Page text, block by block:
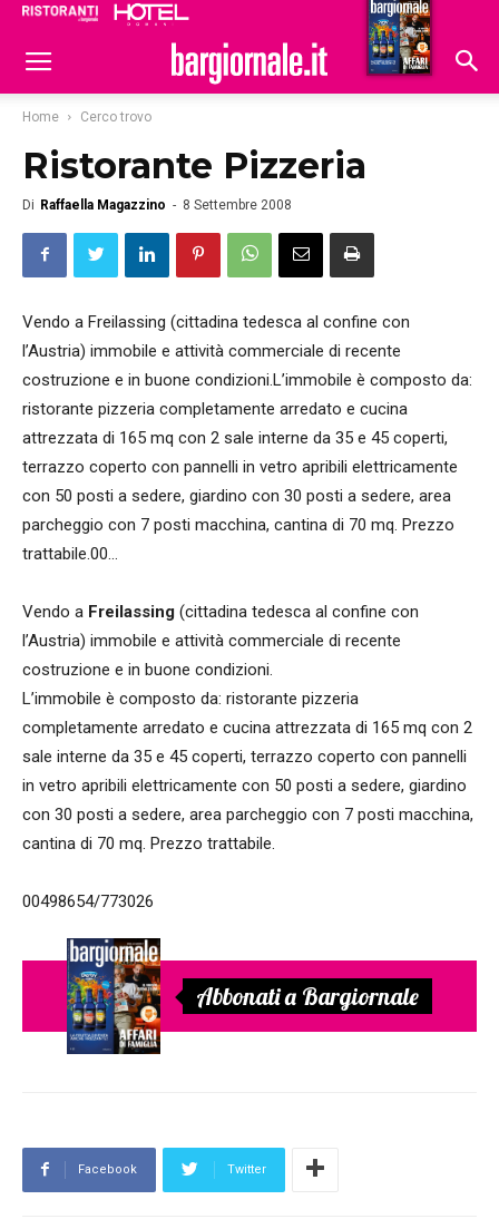
Hoteldomani
Home Cerco trovo
Ristorante Pizzeria
Di Raffaella Magazzino - 8 Settembre 2008
Vendo a Freilassing (cittadina tedesca al confine con
l’Austria) immobile e attività commerciale di recente
costruzione e in buone condizioni.L’immobile è composto da:
ristorante pizzeria completamente arredato e cucina
attrezzata di 165 mq con 2 sale interne da 35 e 45 coperti,
terrazzo coperto con pannelli in vetro apribili elettricamente
con 50 posti a sedere, giardino con 30 posti a sedere, area
parcheggio con 7 posti macchina, cantina di 70 mq. Prezzo
trattabile.00…
Vendo a Freilassing (cittadina tedesca al confine con
l’Austria) immobile e attività commerciale di recente
costruzione e in buone condizioni.
L’immobile è composto da: ristorante pizzeria
completamente arredato e cucina attrezzata di 165 mq con 2
sale interne da 35 e 45 coperti, terrazzo coperto con pannelli
in vetro apribili elettricamente con 50 posti a sedere, giardino
con 30 posti a sedere, area parcheggio con 7 posti macchina,
cantina di 70 mq. Prezzo trattabile.
00498654/773026
Abbonati a Bargiornale
Facebook Twitter